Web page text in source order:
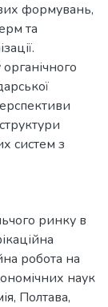
формувань,
та
систем з
ринку в
робота на
наук
Полтава,